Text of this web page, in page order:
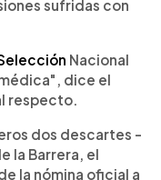
sufridas con
Nacional
dice el
respecto.
dos descartes -
la Barrera, el
la nómina oficial a